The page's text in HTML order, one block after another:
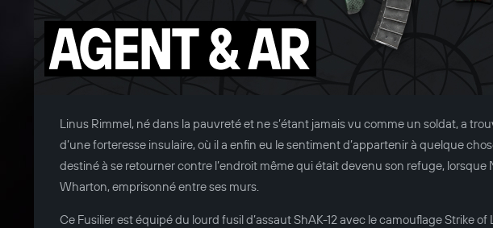
Linus Rimmel, né dans la pauvreté et ne s’étant jamais vu comme un soldat, a
d’une forteresse insulaire, où il a enfin eu le sentiment d’appartenir à quelque
destiné à se retourner contre l’endroit même qui était devenu son refuge,
Wharton, emprisonné entre ses murs.
Ce Fusilier est équipé du lourd fusil d’assaut ShAK-12 avec le camouflage Strike of